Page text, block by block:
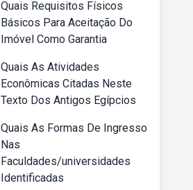
Quais Requisitos Físicos
Básicos Para Aceitação Do
Imóvel Como Garantia
Quais As Atividades
Econômicas Citadas Neste
Texto Dos Antigos Egípcios
Quais As Formas De Ingresso
Nas
Faculdades/universidades
Identificadas